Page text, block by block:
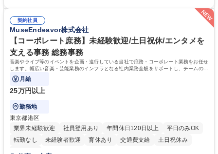
場へ見積依頼・価格交渉、サンプルの品質確認や検査の手配、ライセンス
元様とのやり取り、輸入関連の書類の管理、国内倉庫での品質チェック、
工場開拓などがございます。 募集職種 【生産管理】キャラクターバック
や雑貨の生産・品質管理/年休125日/転勤無
め、『コツコツと実直に取り組める方』 ・工場やライセンス元を含む社内
外関係者と友好なコミュニケーションが取れる方 ※折衝は営業担当がメイ
ンで行います。 学歴・資格 学歴：大学院 大学 高専 短大 専修学校 高校 語
学力： 資格：
契約社員
MuseEndeavor株式会社
【コーポレート庶務】未経験歓迎/土日祝休/エンタメを
支える事務 総務事務
音楽やライブ等のイベントを企画・進行している当社で庶務・コーポレート業務をお任せ
します。幅広い音楽・芸能業務のインフラとなる社内業務全般をサポートし、チームの円
滑な運営を支えていただきます。
月給
25万円以上
勤務地
東京都港区
業界未経験歓迎
社員登用あり 年間休日120日以上
平日のみOK
転勤なし
未経験者歓迎 育休あり 交通費支給
土日祝休み
服装自由